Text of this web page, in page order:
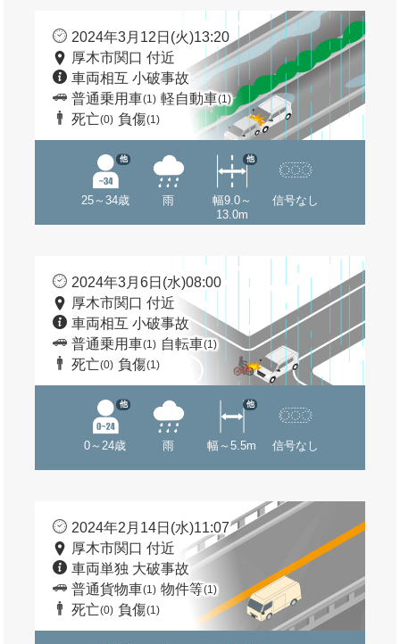
2024年3月12日(火)13:20
厚木市関口 付近
車両相互 小破事故
普通乗用車(1) 軽自動車(1)
死亡(0) 負傷(1)
25～34歳
他
雨
幅9.0～
13.0m
他
信号なし
2024年3月6日(水)08:00
厚木市関口 付近
車両相互 小破事故
普通乗用車(1) 自転車(1)
死亡(0) 負傷(1)
0～24歳
他
雨 幅～5.5m
他
信号なし
2024年2月14日(水)11:07
厚木市関口 付近
車両単独 大破事故
普通貨物車(1) 物件等(1)
死亡(0) 負傷(1)